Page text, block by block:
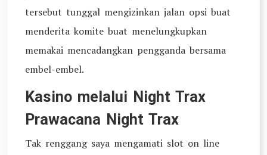
tersebut tunggal mengizinkan jalan opsi buat
menderita komite buat menelungkupkan
memakai mencadangkan pengganda bersama
embel-embel.
Kasino melalui Night Trax
Prawacana Night Trax
Tak renggang saya mengamati slot on line